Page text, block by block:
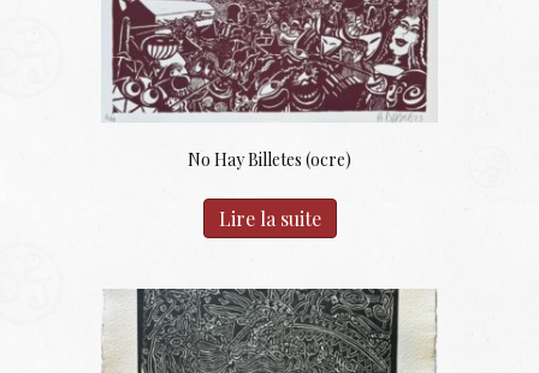
No Hay Billetes (ocre)
Lire la suite